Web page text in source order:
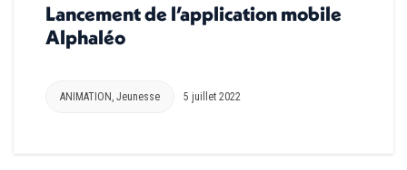
Lancement de l’application mobile
Alphaléo
ANIMATION , Jeunesse 5 juillet 2022